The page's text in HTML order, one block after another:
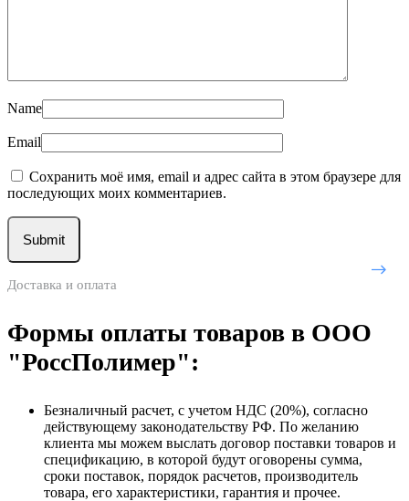
Name
Email
Сохранить моё имя, email и адрес сайта в этом браузере для
последующих моих комментариев.
Доставка и оплата
Формы оплаты товаров в ООО
"РоссПолимер":
Безналичный расчет, с учетом НДС (20%), согласно
действующему законодательству РФ. По желанию
клиента мы можем выслать договор поставки товаров и
спецификацию, в которой будут оговорены сумма,
сроки поставок, порядок расчетов, производитель
товара, его характеристики, гарантия и прочее.